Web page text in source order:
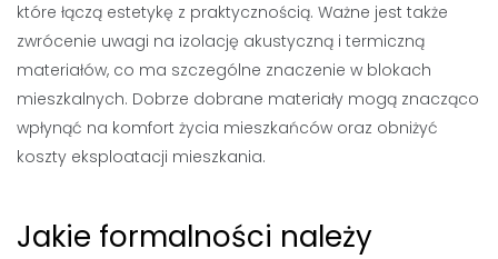
które łączą estetykę z praktycznością. Ważne jest także
zwrócenie uwagi na izolację akustyczną i termiczną
materiałów, co ma szczególne znaczenie w blokach
mieszkalnych. Dobrze dobrane materiały mogą znacząco
wpłynąć na komfort życia mieszkańców oraz obniżyć
koszty eksploatacji mieszkania.
Jakie formalności należy